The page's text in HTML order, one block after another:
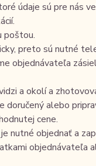
údaje sú pre nás
poštou.
preto sú nutné
objednávateľa
a okolí a
doručený alebo
cene.
nutné objednať a
objednávateľa